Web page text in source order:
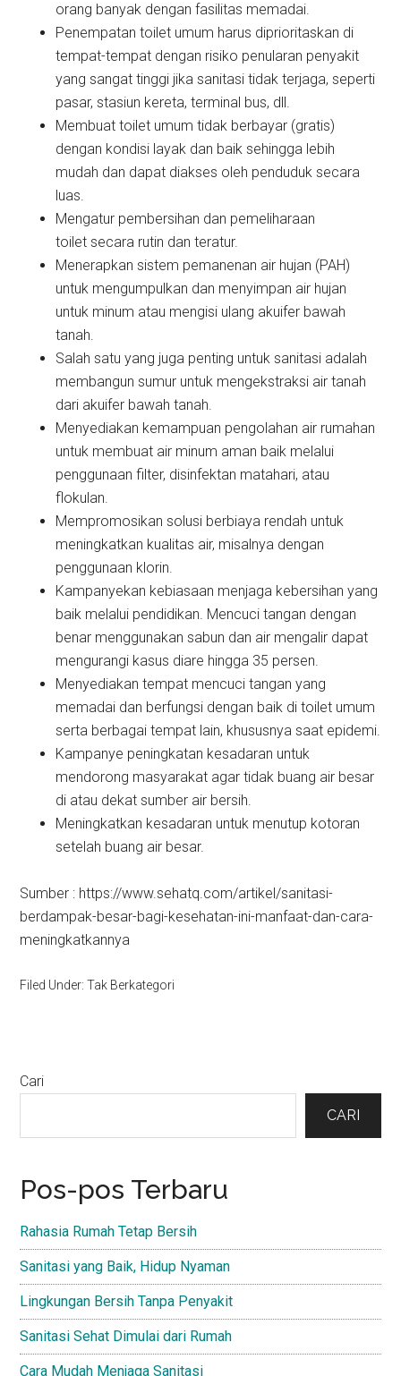
orang banyak dengan fasilitas memadai.
Penempatan toilet umum harus diprioritaskan di
tempat-tempat dengan risiko penularan penyakit
yang sangat tinggi jika sanitasi tidak terjaga, seperti
pasar, stasiun kereta, terminal bus, dll.
Membuat toilet umum tidak berbayar (gratis)
dengan kondisi layak dan baik sehingga lebih
mudah dan dapat diakses oleh penduduk secara
luas.
Mengatur pembersihan dan pemeliharaan
toilet secara rutin dan teratur.
Menerapkan sistem pemanenan air hujan (PAH)
untuk mengumpulkan dan menyimpan air hujan
untuk minum atau mengisi ulang akuifer bawah
tanah.
Salah satu yang juga penting untuk sanitasi adalah
membangun sumur untuk mengekstraksi air tanah
dari akuifer bawah tanah.
Menyediakan kemampuan pengolahan air rumahan
untuk membuat air minum aman baik melalui
penggunaan filter, disinfektan matahari, atau
flokulan.
Mempromosikan solusi berbiaya rendah untuk
meningkatkan kualitas air, misalnya dengan
penggunaan klorin.
Kampanyekan kebiasaan menjaga kebersihan yang
baik melalui pendidikan. Mencuci tangan dengan
benar menggunakan sabun dan air mengalir dapat
mengurangi kasus diare hingga 35 persen.
Menyediakan tempat mencuci tangan yang
memadai dan berfungsi dengan baik di toilet umum
serta berbagai tempat lain, khususnya saat epidemi.
Kampanye peningkatan kesadaran untuk
mendorong masyarakat agar tidak buang air besar
di atau dekat sumber air bersih.
Meningkatkan kesadaran untuk menutup kotoran
setelah buang air besar.
Sumber : https://www.sehatq.com/artikel/sanitasi-
berdampak-besar-bagi-kesehatan-ini-manfaat-dan-cara-
meningkatkannya
Filed Under: Tak Berkategori
Primary
Cari
CARI
Pos-pos Terbaru
Rahasia Rumah Tetap Bersih
Sanitasi yang Baik, Hidup Nyaman
Lingkungan Bersih Tanpa Penyakit
Sanitasi Sehat Dimulai dari Rumah
Cara Mudah Menjaga Sanitasi